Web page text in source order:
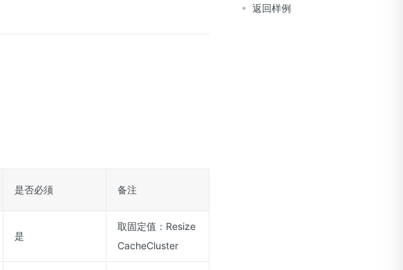
是否必须 备注
是
取固定值：Resize
CacheCluster
返回样例